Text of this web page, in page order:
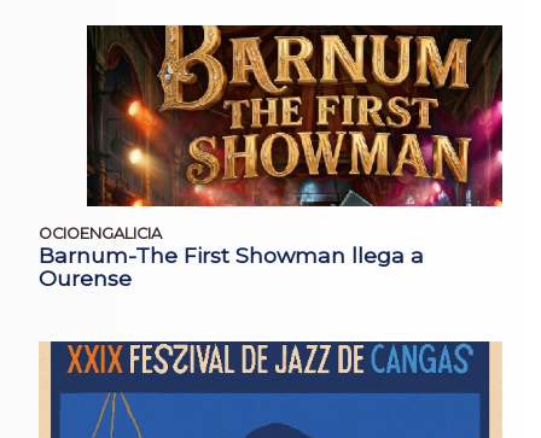
OCIOENGALICIA
Barnum-The First Showman llega a
Ourense